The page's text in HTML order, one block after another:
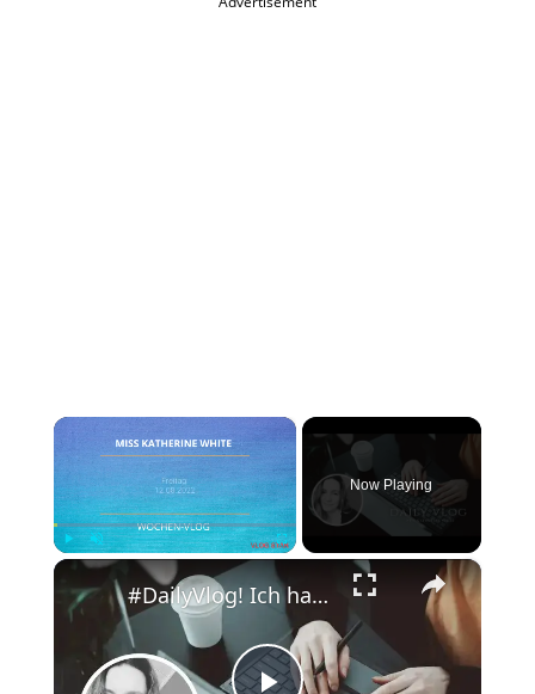
×
Play Unmute
Now Playing
×
#DailyVlog! Ich hatte ein absolutes, produktives Wochenende.